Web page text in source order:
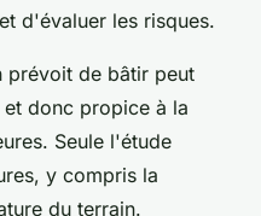
d'évaluer les risques.
prévoit de bâtir peut
donc propice à la
Seule l'étude
y compris la
du terrain.